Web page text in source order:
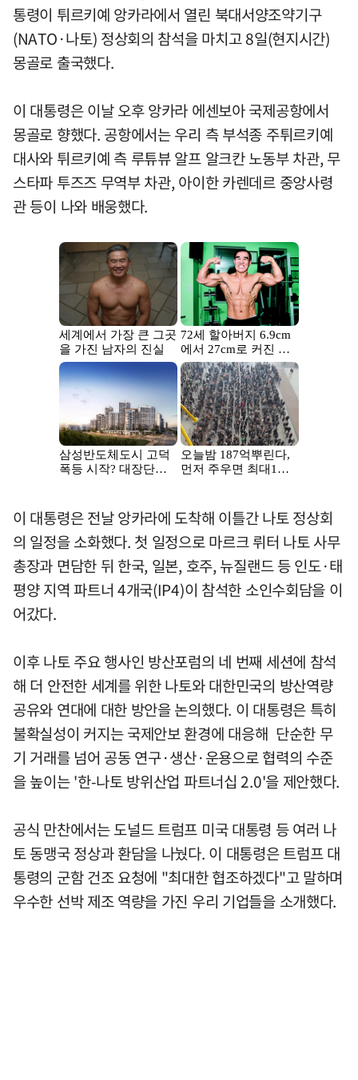
통령이 튀르키예 앙카라에서 열린 북대서양조약기구
(NATO·나토) 정상회의 참석을 마치고 8일(현지시간)
몽골로 출국했다.
이 대통령은 이날 오후 앙카라 에센보아 국제공항에서
몽골로 향했다. 공항에서는 우리 측 부석종 주튀르키예
대사와 튀르키예 측 루튜뷰 알프 알크칸 노동부 차관, 무
스타파 투즈즈 무역부 차관, 아이한 카렌데르 중앙사령
관 등이 나와 배웅했다.
이 대통령은 전날 앙카라에 도착해 이틀간 나토 정상회
의 일정을 소화했다. 첫 일정으로 마르크 뤼터 나토 사무
총장과 면담한 뒤 한국, 일본, 호주, 뉴질랜드 등 인도·태
평양 지역 파트너 4개국(IP4)이 참석한 소인수회담을 이
어갔다.
이후 나토 주요 행사인 방산포럼의 네 번째 세션에 참석
해 더 안전한 세계를 위한 나토와 대한민국의 방산역량
공유와 연대에 대한 방안을 논의했다. 이 대통령은 특히
불확실성이 커지는 국제안보 환경에 대응해 단순한 무
기 거래를 넘어 공동 연구·생산·운용으로 협력의 수준
을 높이는 '한-나토 방위산업 파트너십 2.0'을 제안했다.
공식 만찬에서는 도널드 트럼프 미국 대통령 등 여러 나
토 동맹국 정상과 환담을 나눴다. 이 대통령은 트럼프 대
통령의 군함 건조 요청에 "최대한 협조하겠다"고 말하며
우수한 선박 제조 역량을 가진 우리 기업들을 소개했다.